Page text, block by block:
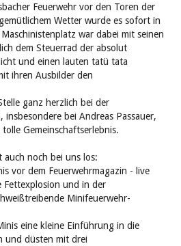
Feuerwehr vor den Toren der
Wetter wurde es sofort in
war dabei mit seinen
dem Steuerrad der absolut
und einen lauten tatü tata
ihren Ausbilder den
ganz herzlich bei der
bei Andreas Passauer,
Gemeinschaftserlebnis.
noch bei uns los:
vor dem Feuerwehrmagazin - live
Fettexplosion und in der
Minifeuerwehr-
eine kleine Einführung in die
und düsten mit drei